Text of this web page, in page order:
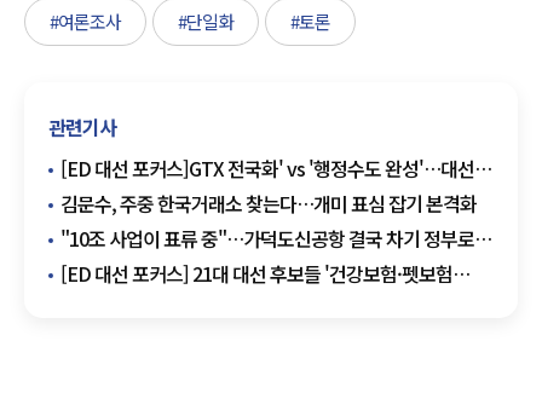
#여론조사 #단일화 #토론
관련기사
[ED 대선 포커스]GTX 전국화' vs '행정수도 완성'…대선판
흔드는 국토개조 공약
김문수, 주중 한국거래소 찾는다…개미 표심 잡기 본격화
"10조 사업이 표류 중"…가덕도신공항 결국 차기 정부로
넘겨지나
[ED 대선 포커스] 21대 대선 후보들 '건강보험·펫보험